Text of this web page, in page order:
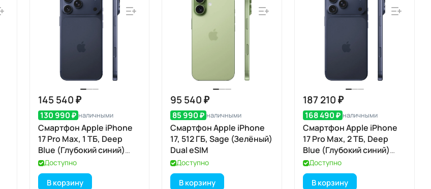
145 540 ₽
130 990 ₽ наличными
Смартфон Apple iPhone
17 Pro Max, 1 ТБ, Deep
Blue (Глубокий синий)
Dual eSIM
Доступно
В корзину
95 540 ₽
85 990 ₽ наличными
Смартфон Apple iPhone
17, 512 ГБ, Sage (Зелёный)
Dual eSIM
Доступно
В корзину
187 210 ₽
168 490 ₽ наличными
Смартфон Apple iPhone
17 Pro Max, 2 ТБ, Deep
Blue (Глубокий синий)
SIM+eSIM
Доступно
В корзину